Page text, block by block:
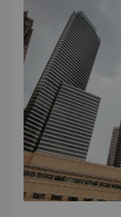
里是您放松身心、
柏威年广场坐落
物胜地之一。商
牌、餐饮体验、
性的琉璃水晶喷泉
The Exchange
兴的生活方式地标
的餐饮概念和沉